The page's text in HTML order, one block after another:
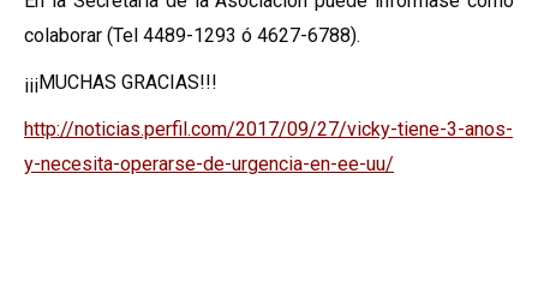
colaborar (Tel 4489-1293 ó 4627-6788).
¡¡¡MUCHAS GRACIAS!!!
http://noticias.perfil.com/2017/09/27/vicky-tiene-3-anos-
y-necesita-operarse-de-urgencia-en-ee-uu/